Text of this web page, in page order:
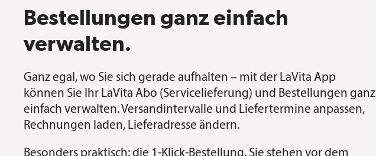
Bestellungen ganz einfach
verwalten.
Ganz egal, wo Sie sich gerade aufhalten – mit der LaVita App
können Sie Ihr LaVita Abo (Servicelieferung) und Bestellungen ganz
einfach verwalten. Versandintervalle und Liefertermine anpassen,
Rechnungen laden, Lieferadresse ändern.
Besonders praktisch: die 1-Klick-Bestellung. Sie stehen vor dem